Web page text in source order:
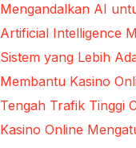
Mengandalkan AI
Artificial Intelligence
Sistem yang Lebih
Membantu Kasino
Tengah Trafik Tinggi
Kasino Online